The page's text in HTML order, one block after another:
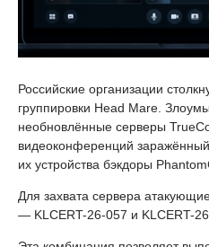
Российские организации
группировки Head Mare.
необновлённые серверы
видеоконференций
их устройства бэкдоры
Для захвата сервера
— KLCERT-26-057 и KLCERT-